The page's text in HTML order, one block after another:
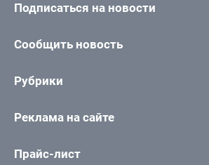
Подписаться на новости
Сообщить новость
Рубрики
Реклама на сайте
Прайс-лист